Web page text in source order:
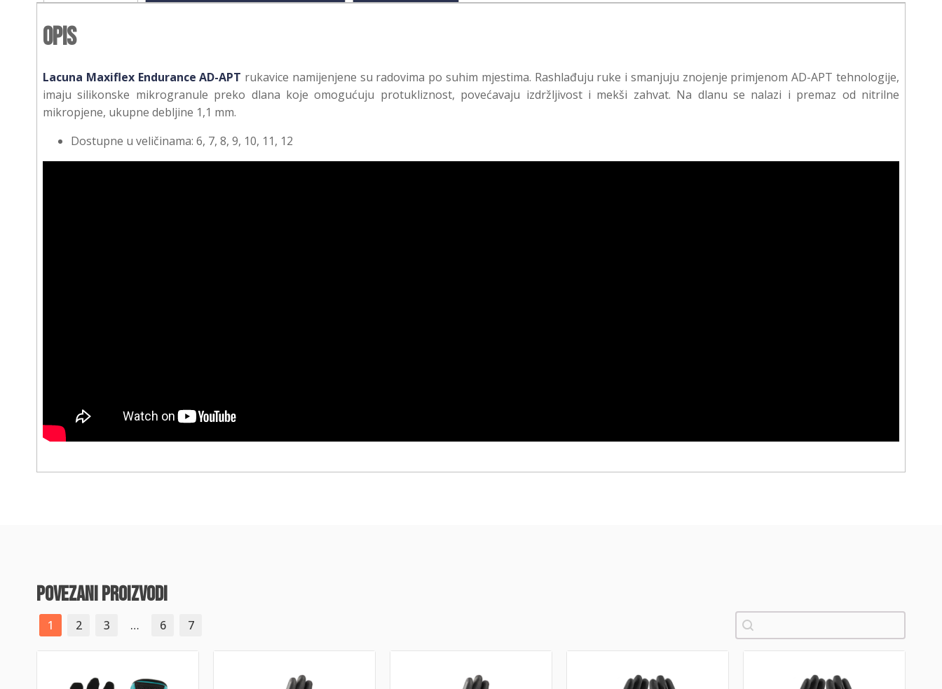
Opis
Lacuna Maxiflex Endurance AD-APT rukavice namijenjene su radovima po suhim mjestima. Rashlađuju ruke i smanjuju znojenje primjenom AD-APT tehnologije,
imaju silikonske mikrogranule preko dlana koje omogućuju protukliznost, povećavaju izdržljivost i mekši zahvat. Na dlanu se nalazi i premaz od nitrilne
mikropjene, ukupne debljine 1,1 mm.
Dostupne u veličinama: 6, 7, 8, 9, 10, 11, 12
povezani proizvodi
1 2 3 … 6 7 Pretraži